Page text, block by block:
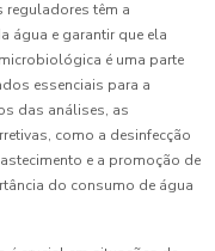
têm a
água e garantir que ela
é uma parte
essenciais para a
das análises, as
como a desinfecção
e a promoção de
do consumo de água